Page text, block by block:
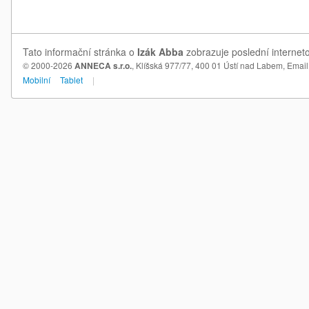
Tato informační stránka o Izák Abba zobrazuje poslední
© 2000-2026 ANNECA s.r.o., Klíšská 977/77, 400 01 Ústí nad Labem,
Mobilní
Tablet |